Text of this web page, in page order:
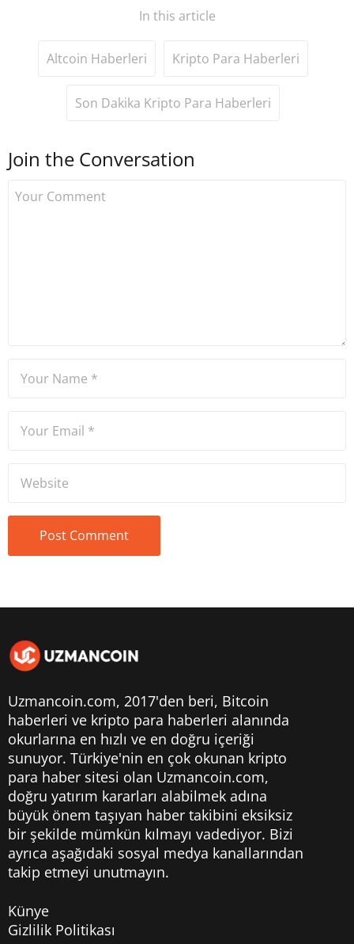
In this article
Altcoin Haberleri Kripto Para Haberleri
Son Dakika Kripto Para Haberleri
Join the Conversation
Uzmancoin.com, 2017'den beri, Bitcoin
haberleri ve kripto para haberleri alanında
okurlarına en hızlı ve en doğru içeriği
sunuyor. Türkiye'nin en çok okunan kripto
para haber sitesi olan Uzmancoin.com,
doğru yatırım kararları alabilmek adına
büyük önem taşıyan haber takibini eksiksiz
bir şekilde mümkün kılmayı vadediyor. Bizi
ayrıca aşağıdaki sosyal medya kanallarından
takip etmeyi unutmayın.
Künye
Gizlilik Politikası